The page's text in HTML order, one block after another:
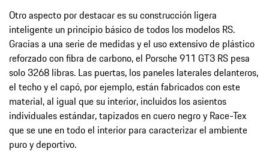
Otro aspecto por destacar es su construcción ligera
inteligente un principio básico de todos los modelos RS.
Gracias a una serie de medidas y el uso extensivo de plástico
reforzado con fibra de carbono, el Porsche 911 GT3 RS pesa
solo 3268 libras. Las puertas, los paneles laterales delanteros,
el techo y el capó, por ejemplo, están fabricados con este
material, al igual que su interior, incluidos los asientos
individuales estándar, tapizados en cuero negro y Race-Tex
que se une en todo el interior para caracterizar el ambiente
puro y deportivo.